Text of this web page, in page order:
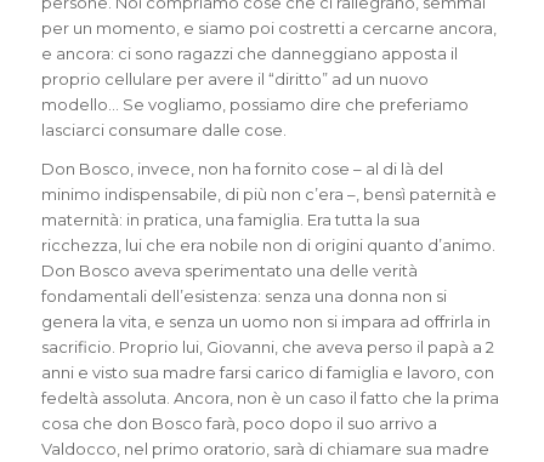
per un momento, e siamo poi costretti a cercarne ancora,
e ancora: ci sono ragazzi che danneggiano apposta il
proprio cellulare per avere il “diritto” ad un nuovo
modello… Se vogliamo, possiamo dire che preferiamo
lasciarci consumare dalle cose.
Don Bosco, invece, non ha fornito cose – al di là del
minimo indispensabile, di più non c’era –, bensì paternità e
maternità: in pratica, una famiglia. Era tutta la sua
ricchezza, lui che era nobile non di origini quanto d’animo.
Don Bosco aveva sperimentato una delle verità
fondamentali dell’esistenza: senza una donna non si
genera la vita, e senza un uomo non si impara ad offrirla in
sacrificio. Proprio lui, Giovanni, che aveva perso il papà a 2
anni e visto sua madre farsi carico di famiglia e lavoro, con
fedeltà assoluta. Ancora, non è un caso il fatto che la prima
cosa che don Bosco farà, poco dopo il suo arrivo a
Valdocco, nel primo oratorio, sarà di chiamare sua madre